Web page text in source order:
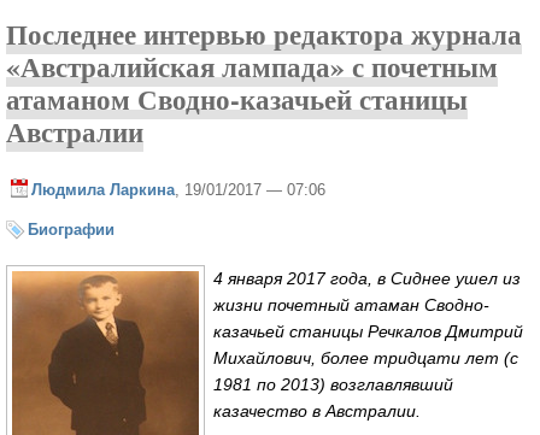
Последнее интервью редактора журнала
«Австралийская лампада» с почетным
атаманом Сводно-казачьей станицы
Австралии
Людмила Ларкина , 19/01/2017 — 07:06
Биографии
4 января 2017 года, в Сиднее ушел из
жизни почетный атаман Сводно-
казачьей станицы Речкалов Дмитрий
Михайлович, более тридцати лет (с
1981 по 2013) возглавлявший
казачество в Австралии.